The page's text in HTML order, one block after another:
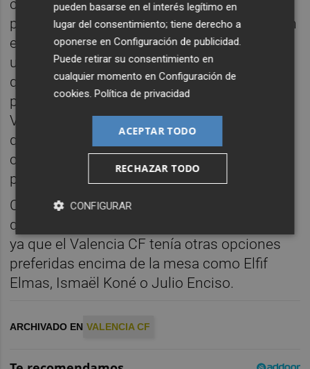
club y la ciudad y vería con buenos ojos
permanecer la próxima temporada ya que en
el FC Porto no tiene sitio. No obstante, es
una decisión que no depende de él, puesto
que los portugueses pueden tener unos
planes diferentes como un traspaso y el
Valencia CF debe analizar si es la alternativa
que más gusta a Corberán, siempre y
cuando se den los condicionantes para
prolongar la cesión.
Cabe recordar que Iván Jaime fue un fichaje
que se concretó en la recta final de mercado
ya que el Valencia CF tenía otras opciones
preferidas encima de la mesa como Elfif
Elmas, Ismaël Koné o Julio Enciso.
ARCHIVADO EN VALENCIA CF
pueden basarse en el interés legítimo en
lugar del consentimiento; tiene derecho a
oponerse enConfiguración de publicidad
Puede retirar su consentimiento en
cualquier momento enConfiguración de
cookies .Política de privacidad
ACEPTAR TODO
RECHAZAR TODO
CONFIGURAR